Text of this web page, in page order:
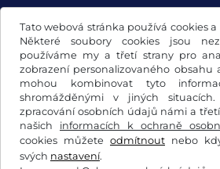
Tato webová stránka používá cookies
Některé soubory cookies jsou
používáme my a třetí strany pro
zobrazení personalizovaného obsahu
mohou kombinovat tyto
shromážděnými v jiných
zpracování osobních údajů námi a
našich informacích k ochraně
cookies můžete odmítnout nebo
svých nastavení.
Všeobecné obchodní podmínky /